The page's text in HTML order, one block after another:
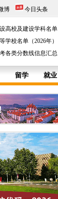
博 今日头条
高校及建设学科名单
学校名单（2026年）
各类分数线信息汇总
留学 就业